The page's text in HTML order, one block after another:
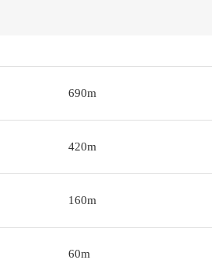
690m
420m
160m
60m